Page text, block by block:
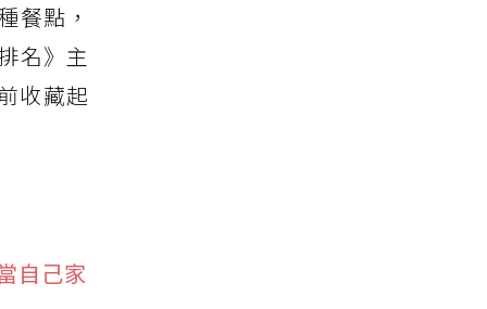
餐點，
名》主
收藏起
自己家